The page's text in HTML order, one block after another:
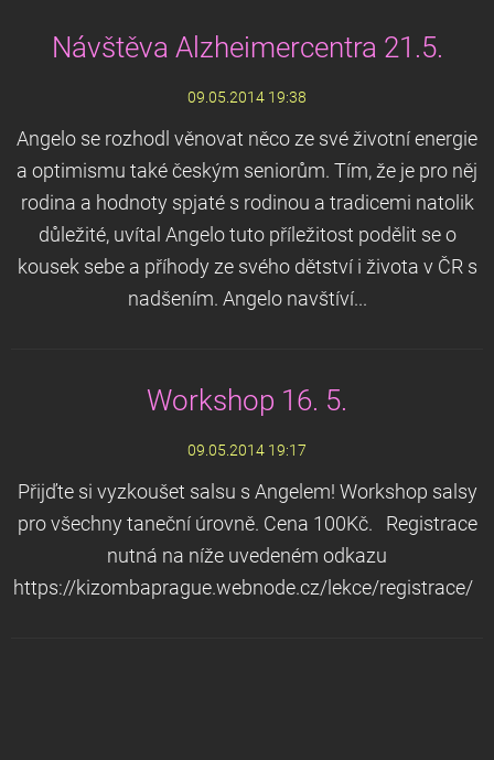
Návštěva Alzheimercentra 21.5.
09.05.2014 19:38
Angelo se rozhodl věnovat něco ze své životní energie
a optimismu také českým seniorům. Tím, že je pro něj
rodina a hodnoty spjaté s rodinou a tradicemi natolik
důležité, uvítal Angelo tuto příležitost podělit se o
kousek sebe a příhody ze svého dětství i života v ČR s
nadšením. Angelo navštíví...
Workshop 16. 5.
09.05.2014 19:17
Přijďte si vyzkoušet salsu s Angelem! Workshop salsy
pro všechny taneční úrovně. Cena 100Kč. Registrace
nutná na níže uvedeném odkazu
https://kizombaprague.webnode.cz/lekce/registrace/